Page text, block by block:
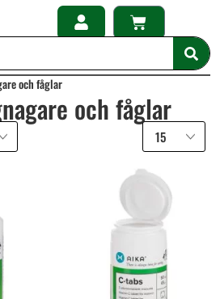
och fåglar
och fåglar